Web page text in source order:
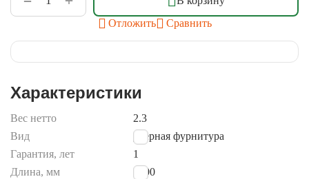
Отложить
Сравнить
Характеристики
Вес нетто
2.3
Вид
дверная фурнитура
Гарантия, лет
1
Длина, мм
3000